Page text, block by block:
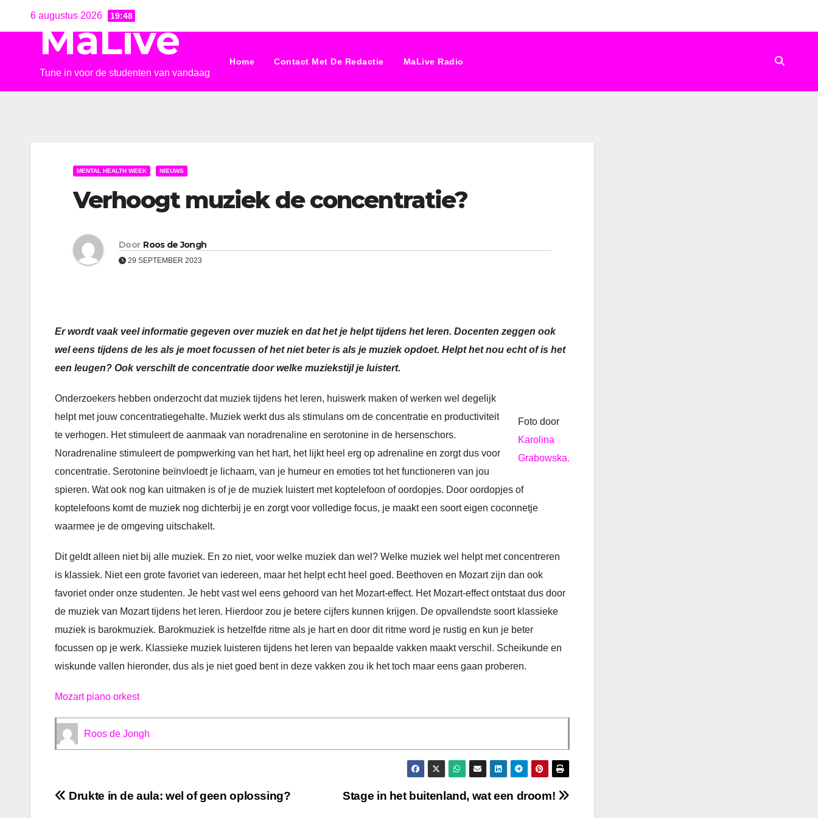
6 augustus 2026 19:48
MaLive
Tune in voor de studenten van vandaag
Home Contact Met De Redactie MaLive Radio
MENTAL HEALTH WEEK NIEUWS
Verhoogt muziek de concentratie?
Door Roos de Jongh
29 SEPTEMBER 2023
Er wordt vaak veel informatie gegeven over muziek en dat het je helpt tijdens het leren. Docenten zeggen ook
wel eens tijdens de les als je moet focussen of het niet beter is als je muziek opdoet. Helpt het nou echt of is het
een leugen? Ook verschilt de concentratie door welke muziekstijl je luistert.
Foto door
Karolina
Grabowska.
Onderzoekers hebben onderzocht dat muziek tijdens het leren, huiswerk maken of werken wel degelijk
helpt met jouw concentratiegehalte. Muziek werkt dus als stimulans om de concentratie en productiviteit
te verhogen. Het stimuleert de aanmaak van noradrenaline en serotonine in de hersenschors.
Noradrenaline stimuleert de pompwerking van het hart, het lijkt heel erg op adrenaline en zorgt dus voor
concentratie. Serotonine beïnvloedt je lichaam, van je humeur en emoties tot het functioneren van jou
spieren. Wat ook nog kan uitmaken is of je de muziek luistert met koptelefoon of oordopjes. Door oordopjes of
koptelefoons komt de muziek nog dichterbij je en zorgt voor volledige focus, je maakt een soort eigen coconnetje
waarmee je de omgeving uitschakelt.
Dit geldt alleen niet bij alle muziek. En zo niet, voor welke muziek dan wel? Welke muziek wel helpt met concentreren
is klassiek. Niet een grote favoriet van iedereen, maar het helpt echt heel goed. Beethoven en Mozart zijn dan ook
favoriet onder onze studenten. Je hebt vast wel eens gehoord van het Mozart-effect. Het Mozart-effect ontstaat dus door
de muziek van Mozart tijdens het leren. Hierdoor zou je betere cijfers kunnen krijgen. De opvallendste soort klassieke
muziek is barokmuziek. Barokmuziek is hetzelfde ritme als je hart en door dit ritme word je rustig en kun je beter
focussen op je werk. Klassieke muziek luisteren tijdens het leren van bepaalde vakken maakt verschil. Scheikunde en
wiskunde vallen hieronder, dus als je niet goed bent in deze vakken zou ik het toch maar eens gaan proberen.
Mozart piano orkest
Roos de Jongh
Bericht
Stage in het buitenland, wat een droom!
Drukte in de aula: wel of geen oplossing?